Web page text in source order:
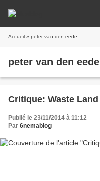
Accueil » peter van den eede
peter van den eede
Critique: Waste Land
Publié le 23/11/2014 à 11:12
Par 6nemablog